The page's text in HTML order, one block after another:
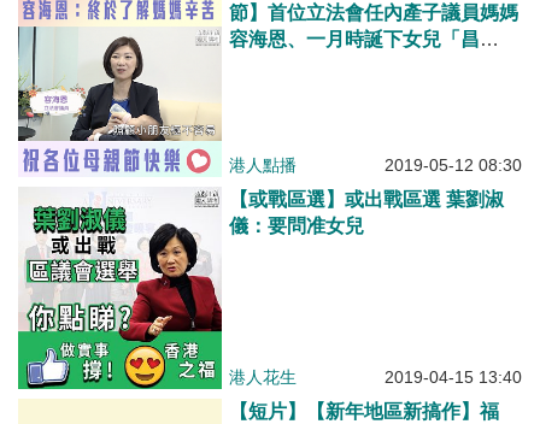
節】首位立法會任內產子議員媽媽
容海恩、一月時誕下女兒「昌
港人點播 2019-05-12 08:30
【或戰區選】或出戰區選 葉劉淑
儀：要問准女兒
港人花生 2019-04-15 13:40
【短片】【新年地區新搞作】福